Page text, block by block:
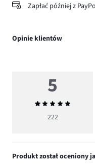
Zapłać później z
Opinie klientów
5
Średnia
ocena
222
Produkt został oceniony